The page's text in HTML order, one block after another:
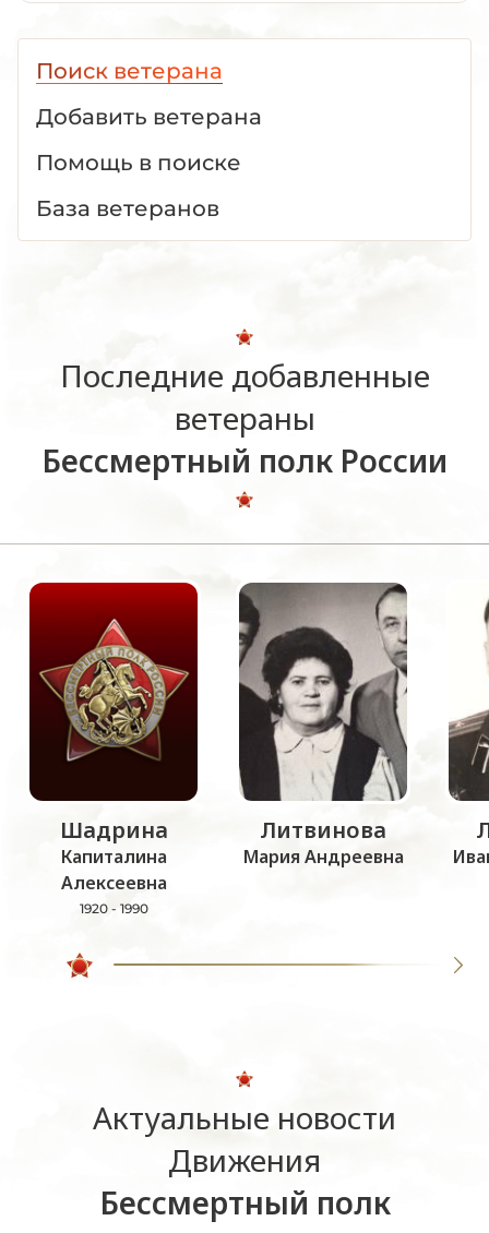
Поиск ветерана
Добавить ветерана
Помощь в поиске
База ветеранов
Последние добавленные
ветераны
Бессмертный полк России
Шадрина
Капиталина
Алексеевна
1920 - 1990
Литвинова
Мария Андреевна
Актуальные новости
Движения
Бессмертный полк